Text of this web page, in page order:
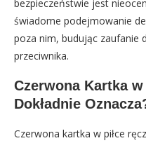
bezpieczeństwie jest
świadome podejmowanie
poza nim, budując zaufanie
przeciwnika.
Czerwona Kartka
Dokładnie
Czerwona kartka w piłce